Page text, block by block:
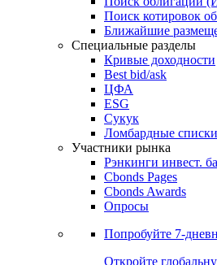
Облигации
Поиски
Поиск облигаций
Поиск облигаций
Поиск котировок
Ближайшие
Специальные разделы
Кривые доходности
Best bid/ask
ЦФА
ESG
Сукук
Ломбардные списки
Участники рынка
Рэнкинги инвест.
Cbonds Pages
Cbonds Awards
Опросы